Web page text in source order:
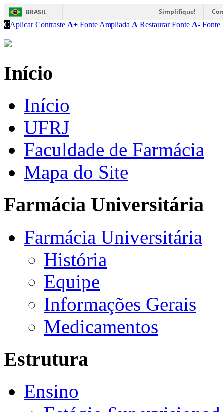
BRASIL Simplifique!
CAplicar Contraste A+ Fonte Ampliada A Restaurar Fonte A- Fonte
Início
Início
UFRJ
Faculdade de Farmácia
Mapa do Site
Farmácia Universitária
Farmácia Universitária
História
Equipe
Informações Gerais
Medicamentos
Estrutura
Ensino